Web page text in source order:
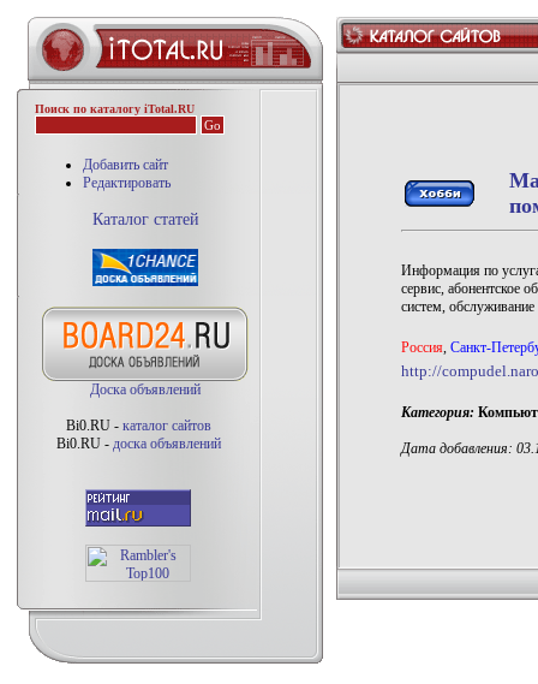
Поиск по каталогу iTotal.RU
Добавить сайт
Редактировать
Каталог статей
Доска объявлений
Bi0.RU - каталог сайтов
Bi0.RU - доска объявлений
Информация по
сервис, абонентское
систем,
Россия, Санкт-
http://
Категория:
Дата добавления: